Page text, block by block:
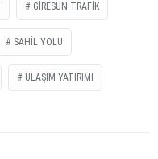
GIRESUN TRAFIK
SAHIL YOLU
ULAŞIM YATIRIMI